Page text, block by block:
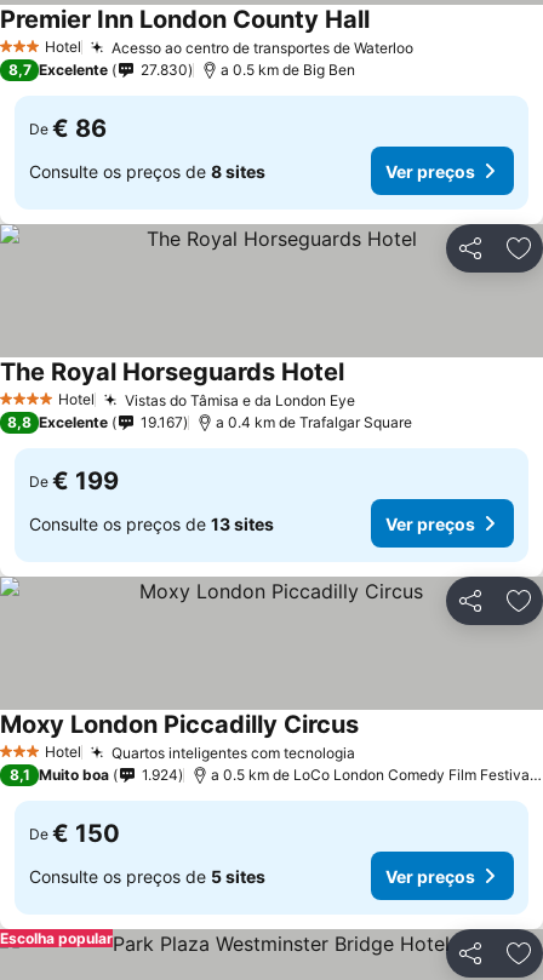
3 EstrelasHotel Acesso ao centro de transportes de WaterlooVer preços
Premier Inn London County HallVer preços
8,7 Excelente 27.830 a 0.5 km de Big Ben
De € 86
Consulte os preços de 8 sites Ver preços
Partilhar
4 EstrelasHotel Vistas do Tâmisa e da London EyeVer preços
The Royal Horseguards HotelVer preços
8,8 Excelente 19.167 a 0.4 km de Trafalgar Square
De € 199
Consulte os preços de 13 sites Ver preços
Partilhar
3 EstrelasHotel Quartos inteligentes com tecnologia
Moxy London Piccadilly CircusVer preços
8,1 Muito boa 1.924 a 0.5 km de LoCo London Comedy Film Festival
De € 150
Consulte os preços de 5 sites Ver preços
Partilhar
Escolha popular